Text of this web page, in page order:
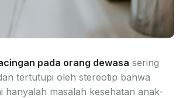
pada orang dewasa sering
tertutupi oleh stereotip bahwa
hanyalah masalah kesehatan anak-